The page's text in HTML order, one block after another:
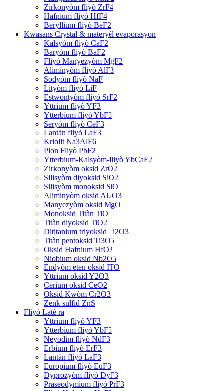
Zirkonyòm fliyò ZrF4
Hafnium fliyò HfF4
Beryllium fliyò BeF2
Kwasans Crystal & materyèl evaporasyon
Kalsyòm fliyò CaF2
Baryòm fliyò BaF2
Fliyò Manyezyòm MgF2
Aliminyòm fliyò AlF3
Sodyòm fliyò NaF
Lityòm fliyò LiF
Estwontyòm fliyò SrF2
Yttrium fliyò YF3
Ytterbium fliyò YbF3
Seryòm fliyò CeF3
Lantàn fliyò LaF3
Kriolit Na3AlF6
Plon Fliyò PbF2
Ytterbium-Kalsyòm-fliyò YbCaF2
Zirkonyòm oksid ZrO2
Silisyòm diyoksid SiO2
Silisyòm monoksid SiO
Aliminyòm oksid Al2O3
Manyezyòm oksid MgO
Monoksid Titàn TiO
Titàn diyoksid TiO2
Dititanium triyoksid Ti2O3
Titàn pentoksid Ti3O5
Oksid Hafnium HfO2
Niobium oksid Nb2O5
Endyòm eten oksid ITO
Yttrium oksid Y2O3
Cerium oksid CeO2
Oksid Kwòm Cr2O3
Zenk sulfid ZnS
Fliyò Latè ra
Yttrium fliyò YF3
Ytterbium fliyò YbF3
Neyodim fliyò NdF3
Erbium fliyò ErF3
Lantàn fliyò LaF3
Europium fliyò EuF3
Dyprozyòm fliyò DyF3
Praseodymium fliyò PrF3